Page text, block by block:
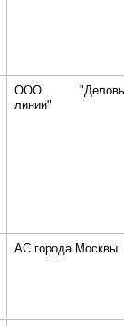
ООО
линии"
АС города Москвы